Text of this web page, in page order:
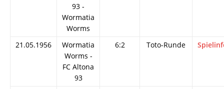
93 -
Wormatia
Worms
21.05.1956
Wormatia
Worms -
FC Altona
93
6:2 Toto-Runde